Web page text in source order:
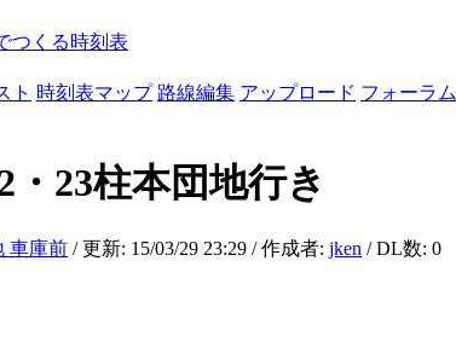
つくる時刻表
ト 時刻表マップ 路線編集 アップロード フォーラム
・23柱本団地行き
車庫前 / 更新: 15/03/29 23:29 / 作成者: jken / DL数: 0